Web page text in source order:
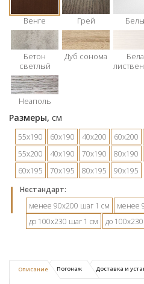
Венге Грей
Бетон
светлый
Дуб сонома
Неаполь
Размеры, см
55х190 60х190 40х200 60х200
55х200
40х190 70х190 80х190
60х195
70х195 80х195
90х195
Hестандарт:
менее 90х200 шаг 1 см
менее
до 100х230 шаг 1 см
до
Описание Погонаж Доставка и